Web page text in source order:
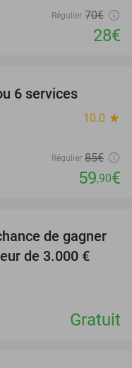
Régulier 70€
28€
6 services
10.0 star
Régulier 85€
59,90€
de gagner
de 3.000 €
Gratuit